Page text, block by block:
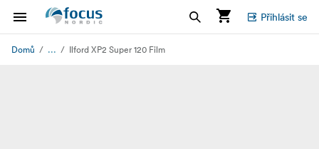
Přihlásit se
Domů ... Ilford XP2 Super 120 Film